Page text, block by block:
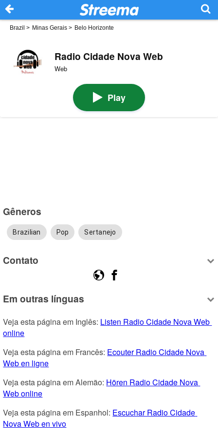
Brazil > Minas Gerais > Belo Horizonte
Radio Cidade Nova Web
Web
Play
Gêneros
Brazilian Pop Sertanejo
Contato
Em outras línguas
Veja esta página em Inglês: Listen Radio Cidade Nova Web
online
Veja esta página em Francês: Ecouter Radio Cidade Nova
Web en ligne
Veja esta página em Alemão: Hören Radio Cidade Nova
Web online
Veja esta página em Espanhol: Escuchar Radio Cidade
Nova Web en vivo